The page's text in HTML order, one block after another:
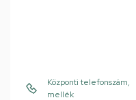
Központi telefonszám,
mellék